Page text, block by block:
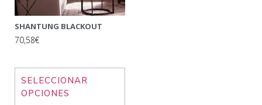
SHANTUNG BLACKOUT
70,58€
SELECCIONAR
OPCIONES